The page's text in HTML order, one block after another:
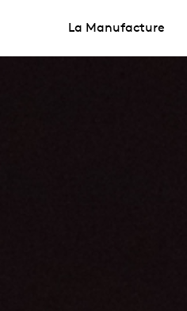
La Manufacture